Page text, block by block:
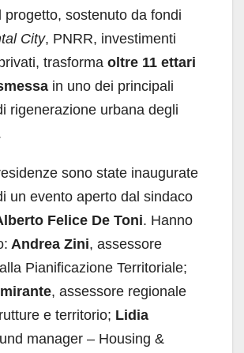
progetto, sostenuto da fondi
City, PNRR, investimenti
trasforma oltre 11 ettari
in uno dei principali
rigenerazione urbana degli
sono state inaugurate
un evento aperto dal sindaco
Felice De Toni. Hanno
Andrea Zini, assessore
Pianificazione Territoriale;
, assessore regionale
e territorio; Lidia
manager – Housing &